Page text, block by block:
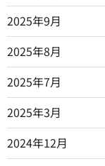
2025年9月
2025年8月
2025年7月
2025年3月
2024年12月